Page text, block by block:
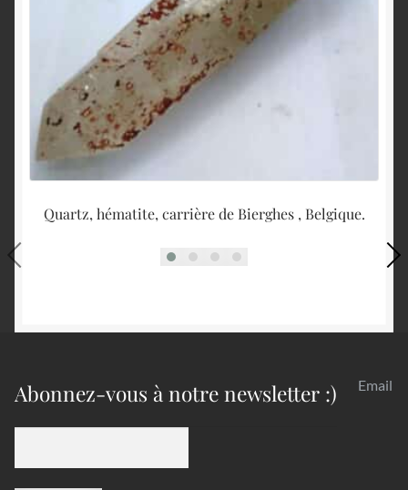
Quartz, hématite, carrière de Bierghes , Belgique.
Abonnez-vous à notre newsletter :) Email